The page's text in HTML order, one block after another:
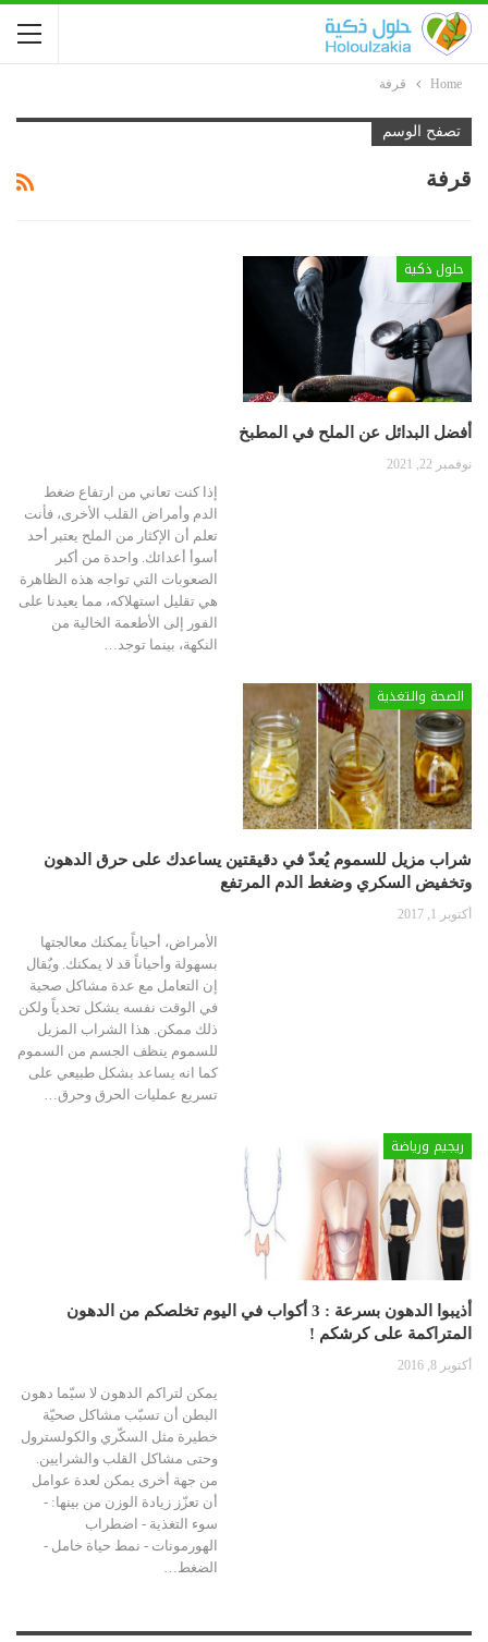
Home قرفة
تصفح الوسم
قرفة
حلول ذكية
أفضل البدائل عن الملح في المطبخ
نوفمبر 22, 2021
إذا كنت تعاني من ارتفاع ضغط
الدم وأمراض القلب الأخرى، فأنت
تعلم أن الإكثار من الملح يعتبر أحد
أسوأ أعدائك. واحدة من أكبر
الصعوبات التي تواجه هذه الظاهرة
هي تقليل استهلاكه، مما يعيدنا على
الفور إلى الأطعمة الخالية من
النكهة، بينما توجد…
الصحة والتغذية
شراب مزيل للسموم يُعدّ في دقيقتين يساعدك على حرق الدهون
وتخفيض السكري وضغط الدم المرتفع
أكتوبر 1, 2017
الأمراض، أحياناً يمكنك معالجتها
بسهولة وأحياناً قد لا يمكنك. ويٌقال
إن التعامل مع عدة مشاكل صحية
في الوقت نفسه يشكل تحدياً ولكن
ذلك ممكن. هذا الشراب المزيل
للسموم ينظف الجسم من السموم
كما انه يساعد بشكل طبيعي على
تسريع عمليات الحرق وحرق…
ريجيم ورياضة
أذيبوا الدهون بسرعة : 3 أكواب في اليوم تخلصكم من الدهون
المتراكمة على كرشكم !
أكتوبر 8, 2016
يمكن لتراكم الدهون لا سيّما دهون
البطن أن تسبّب مشاكل صحيّة
خطيرة مثل السكّري والكولسترول
وحتى مشاكل القلب والشرايين.
من جهة أخرى يمكن لعدة عوامل
أن تعزّز زيادة الوزن من بينها: -
سوء التغذية - اضطراب
الهورمونات - نمط حياة خامل -
الضغط…